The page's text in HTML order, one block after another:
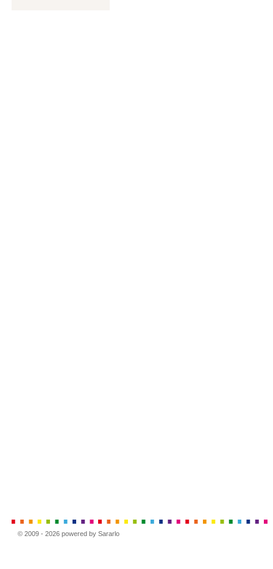
© 2009 - 2026 powered by Sararlo